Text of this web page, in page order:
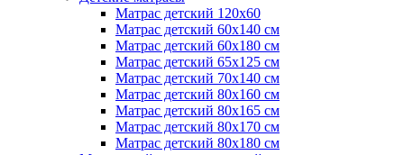
Матрас детский 120х60
Матрас детский 60х140 см
Матрас детский 60х180 см
Матрас детский 65х125 см
Матрас детский 70х140 см
Матрас детский 80х160 см
Матрас детский 80х165 см
Матрас детский 80х170 см
Матрас детский 80х180 см